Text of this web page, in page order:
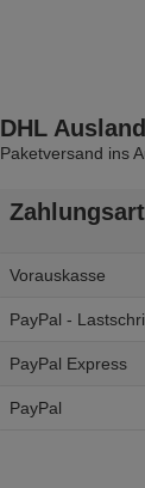
DHL
Paketversand ins
Zahlungsart
Vorauskasse
PayPal -
PayPal Express
PayPal